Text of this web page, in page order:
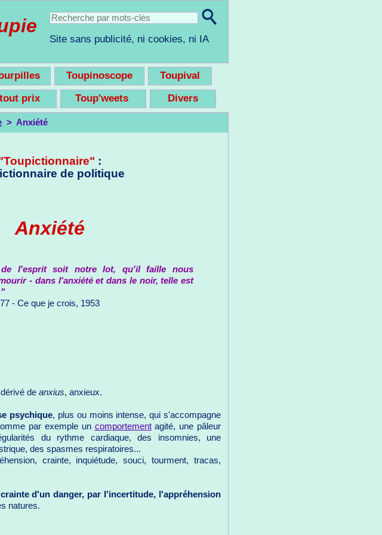
Site sans publicité, ni cookies, ni IA
Toupinoscope
Toupival
prix Toup'weets Divers
> Anxiété
:
de politique
Anxiété
de l'esprit soit notre lot, qu'il faille nous
- dans l'anxiété et dans le noir, telle est
- Ce que je crois, 1953
de anxius, anxieux.
psychique, plus ou moins intense, qui s'accompagne
par exemple un comportementagité, une pâleur
du rythme cardiaque, des insomnies, une
des spasmes respiratoires...
crainte, inquiétude, souci, tourment, tracas,
crainte d'un danger, par l'incertitude, l'appréhension
natures.